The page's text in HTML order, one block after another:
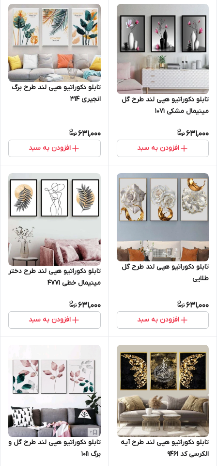
تابلو دکوراتیو هپی لند طرح گل
مینیمال مشکی 1071
631,000
افزودن به سبد
تابلو دکوراتیو هپی لند طرح برگ
انجیری 314
631,000
افزودن به سبد
تابلو دکوراتیو هپی لند طرح گل
طلایی
631,000
افزودن به سبد
تابلو دکوراتیو هپی لند طرح دختر
مینیمال خطی 4771
631,000
افزودن به سبد
تابلو دکوراتیو هپی لند طرح آیه
الکرسی کد 9461
تابلو دکوراتیو هپی لند طرح گل و
برگ 1011